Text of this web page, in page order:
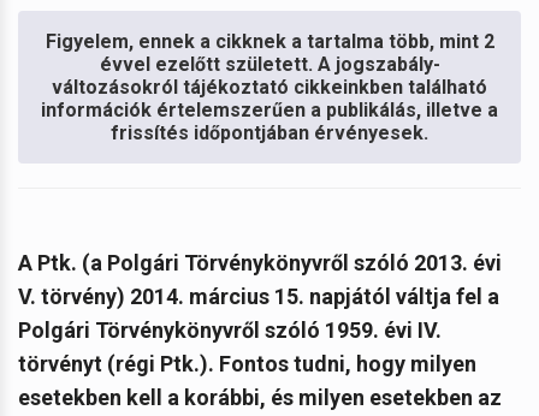
Figyelem, ennek a cikknek a tartalma több, mint 2
évvel ezelőtt született. A jogszabály-
változásokról tájékoztató cikkeinkben található
információk értelemszerűen a publikálás, illetve a
frissítés időpontjában érvényesek.
A Ptk. (a Polgári Törvénykönyvről szóló 2013. évi
V. törvény) 2014. március 15. napjától váltja fel a
Polgári Törvénykönyvről szóló 1959. évi IV.
törvényt (régi Ptk.). Fontos tudni, hogy milyen
esetekben kell a korábbi, és milyen esetekben az